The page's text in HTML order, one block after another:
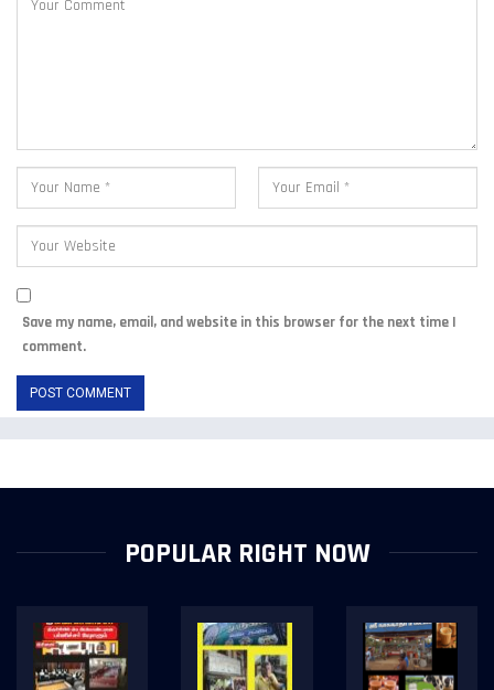
Save my name, email, and website in this browser for the next time I
comment.
POPULAR RIGHT NOW